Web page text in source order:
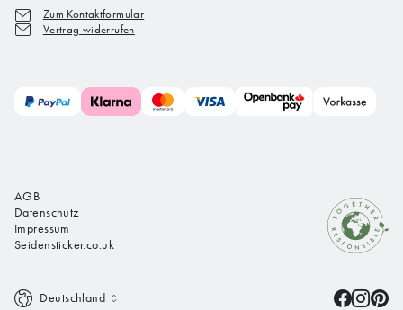
Zum Kontaktformular
Vertrag widerrufen
AGB
Datenschutz
Impressum
Seidensticker.co.uk
Deutschland